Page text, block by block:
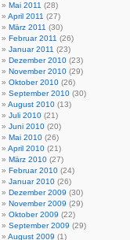
Mai 2011 (28)
April 2011 (27)
März 2011 (30)
Februar 2011 (26)
Januar 2011 (23)
Dezember 2010 (23)
November 2010 (29)
Oktober 2010 (26)
September 2010 (30)
August 2010 (13)
Juli 2010 (21)
Juni 2010 (20)
Mai 2010 (26)
April 2010 (21)
März 2010 (27)
Februar 2010 (24)
Januar 2010 (26)
Dezember 2009 (30)
November 2009 (29)
Oktober 2009 (22)
September 2009 (29)
August 2009 (1)